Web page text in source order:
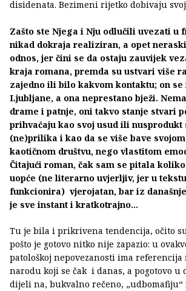
disidenata. Bezimeni rijetko dobivaju
Zašto ste Njega i Nju odlučili uvezati u
nikad dokraja realiziran, a opet
odnos, jer čini se da ostaju zauvijek
kraja romana, premda su ustvari više
zajedno ili bilo kakvom kontaktu; on se
Ljubljane, a ona neprestano bježi.
drame i patnje, oni takvo stanje stvari
prihvaćaju kao svoj usud ili
(ne)prilika i kao da se više bave
kaotičnom društvu, nego vlastitom
Čitajući roman, čak sam se pitala
uopće (ne literarno uvjerljiv, jer u
funkcionira) vjerojatan, bar iz
je sve instant i kratkotrajno…
Tu je bila i prikrivena tendencija, očito
pošto je gotovo nitko nije zapazio: u
patološkoj nepovezanosti ima referencija
narodu koji se čak i danas, a pogotovo u
dijeli na, bukvalno rečeno, „udbomafiju“